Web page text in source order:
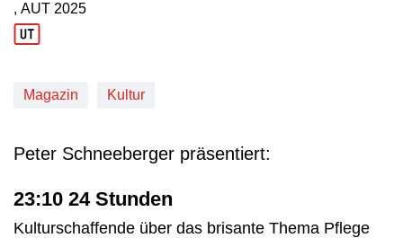
Produktionsland: AUT
, AUT
Produktionsjahr: 2025
2025
Magazin Kultur
Peter Schneeberger präsentiert:
23:10 24 Stunden
Kulturschaffende über das brisante Thema Pflege